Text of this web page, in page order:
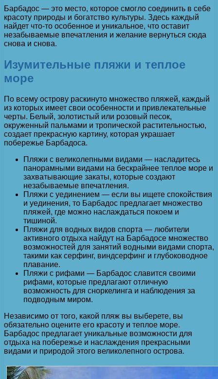
Барбадос — это место, которое смогло соединить в себе
красоту природы и богатство культуры. Здесь каждый
найдет что-то особенное и уникальное, что оставит
незабываемые впечатления и желание вернуться сюда
снова и снова.
Изумительные пляжи и теплое
море
По всему острову раскинуто множество пляжей, каждый
из которых имеет свои особенности и привлекательные
черты. Белый, золотистый или розовый песок,
окруженный пальмами и тропической растительностью,
создает прекрасную картину, которая украшает
побережье Барбадоса.
Пляжи с великолепными видами — насладитесь
панорамными видами на бескрайнее теплое море и
захватывающие закаты, которые создают
незабываемые впечатления.
Пляжи с уединением — если вы ищете спокойствия
и уединения, то Барбадос предлагает множество
пляжей, где можно наслаждаться покоем и
тишиной.
Пляжи для водных видов спорта — любители
активного отдыха найдут на Барбадосе множество
возможностей для занятий водными видами спорта,
такими как серфинг, виндсерфинг и глубоководное
плавание.
Пляжи с рифами — Барбадос славится своими
рифами, которые предлагают отличную
возможность для сноркелинга и наблюдения за
подводным миром.
Независимо от того, какой пляж вы выберете, вы
обязательно оцените его красоту и теплое море.
Барбадос предлагает уникальные возможности для
отдыха на побережье и наслаждения прекрасными
видами и природой этого великолепного острова.